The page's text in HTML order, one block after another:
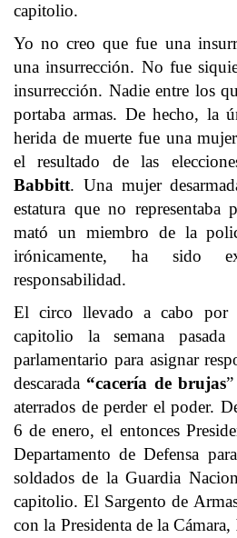
capitolio.
Yo no creo que fue una
una insurrección. No fue
insurrección. Nadie entre los
portaba armas. De hecho, la
herida de muerte fue una
el resultado de las
Babbitt. Una mujer
estatura que no representaba
mató un miembro de la
irónicamente, ha sido
responsabilidad.
El circo llevado a cabo por
capitolio la semana
parlamentario para asignar
descarada “cacería de brujas
aterrados de perder el poder.
6 de enero, el entonces
Departamento de Defensa
soldados de la Guardia
capitolio. El Sargento de
con la Presidenta de la Cámara,